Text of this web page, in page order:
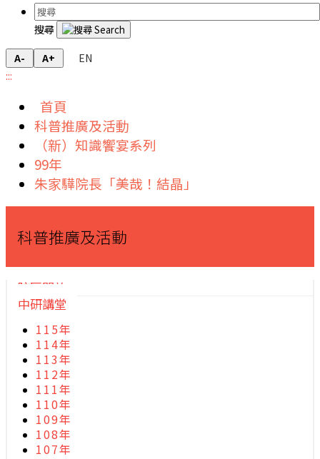
搜尋
A- A+
EN
:::
首頁
科普推廣及活動
（新）知識饗宴系列
99年
朱家驊院長「美哉！結晶」
科普推廣及活動
院區開放
中研講堂
115年
114年
113年
112年
111年
110年
109年
108年
107年